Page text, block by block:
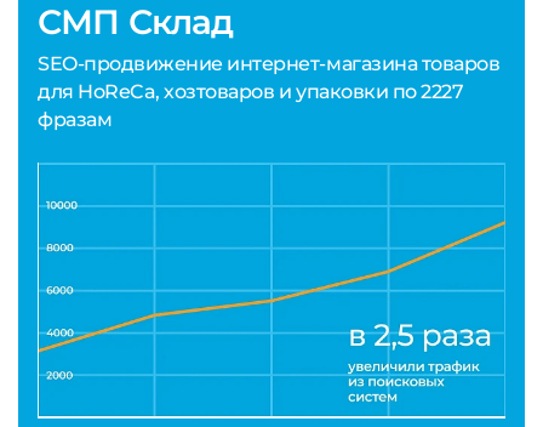
СМП Склад
SEO-продвижение интернет-магазина товаров
для HoReCa, хозтоваров и упаковки по 2227
фразам